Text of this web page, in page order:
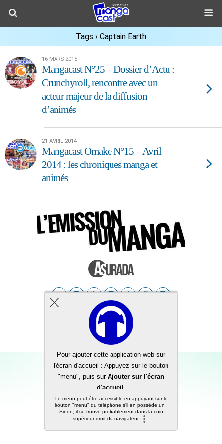
Tags › Captain Earth
16 MARS 2015
Mangacast N°25 – Dossier d’Actu :
Crunchyroll, rencontre avec un
acteur majeur de la diffusion
d’animés
21 AVRIL 2014
Mangacast Omake N°15 – Avril
2014 : les chroniques manga et
animés
Back to top